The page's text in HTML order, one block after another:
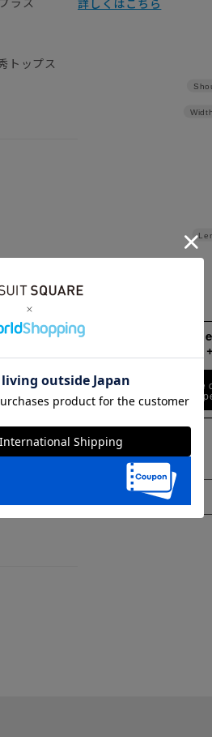
トップス
着用感の違
ださい。
境により色
Width
158cm
Waist
Find out